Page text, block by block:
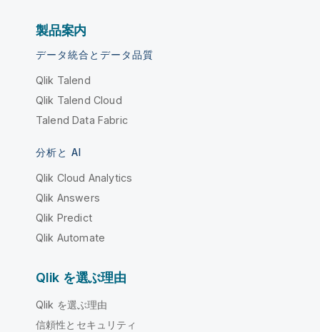
製品案内
データ統合とデータ品質
Qlik Talend
Qlik Talend Cloud
Talend Data Fabric
分析と AI
Qlik Cloud Analytics
Qlik Answers
Qlik Predict
Qlik Automate
Qlik を選ぶ理由
Qlik を選ぶ理由
信頼性とセキュリティ